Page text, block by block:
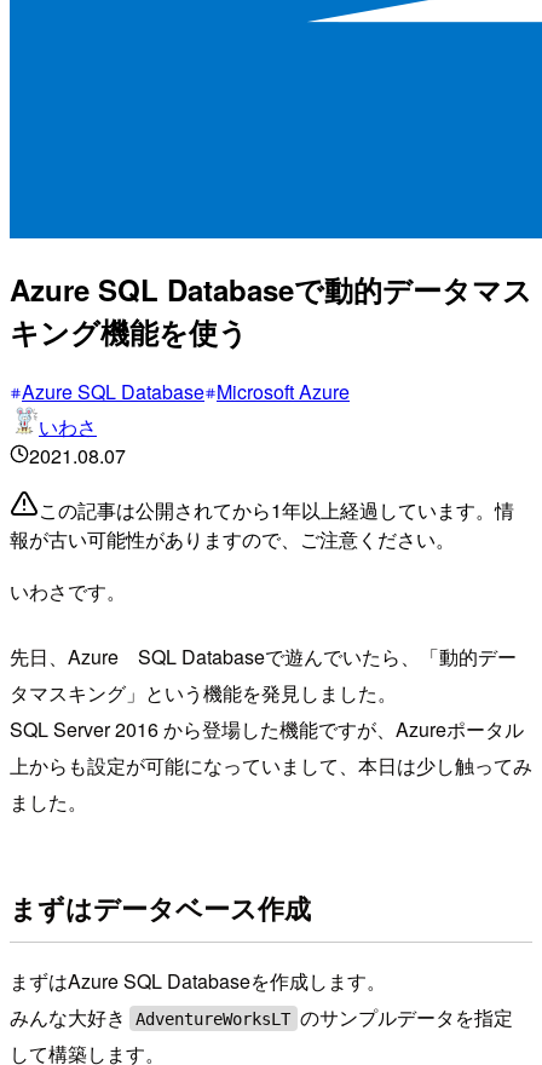
Azure SQL Databaseで動的データマス
キング機能を使う
Azure SQL Database Microsoft Azure
いわさ
2021.08.07
この記事は公開されてから1年以上経過しています。情
報が古い可能性がありますので、ご注意ください。
いわさです。
先日、Azure SQL Databaseで遊んでいたら、「動的デー
タマスキング」という機能を発見しました。
SQL Server 2016 から登場した機能ですが、Azureポータル
上からも設定が可能になっていまして、本日は少し触ってみ
ました。
まずはデータベース作成
まずはAzure SQL Databaseを作成します。
みんな大好き
AdventureWorksLT のサンプルデータを指定
して構築します。